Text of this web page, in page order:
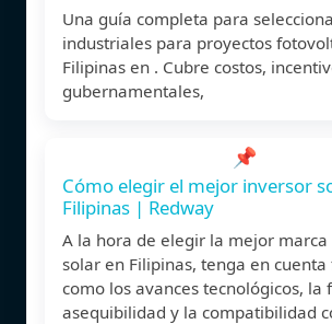
Una guía completa para
industriales para proyectos
Filipinas en . Cubre costos,
gubernamentales,
📌
Cómo elegir el mejor inversor
Filipinas | Redway
A la hora de elegir la mejor
solar en Filipinas, tenga en cuenta
como los avances tecnológicos, la
asequibilidad y la compatibilidad